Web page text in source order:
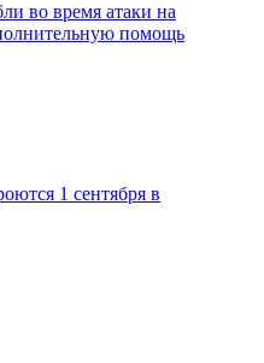
во время атаки на
помощь
1 сентября в